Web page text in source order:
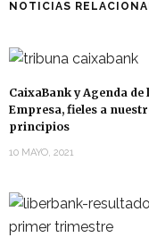
NOTICIAS
CaixaBank y Agenda de
Empresa, fieles a
principios
10 MAYO, 2021